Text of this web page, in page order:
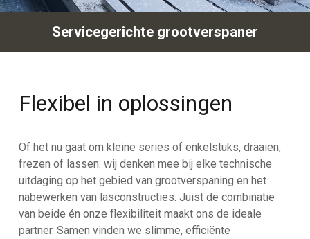
Servicegerichte grootverspaner
Flexibel in oplossingen
Of het nu gaat om kleine series of enkelstuks, draaien,
frezen of lassen: wij denken mee bij elke technische
uitdaging op het gebied van grootverspaning en het
nabewerken van lasconstructies. Juist de combinatie
van beide én onze flexibiliteit maakt ons de ideale
partner. Samen vinden we slimme, efficiënte